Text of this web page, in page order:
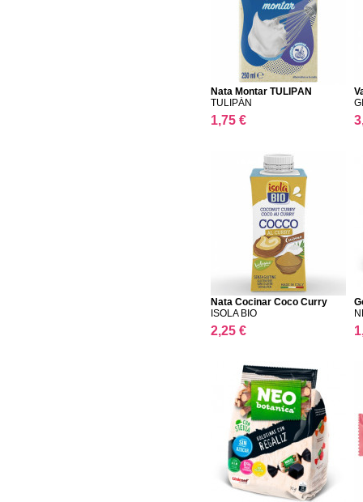
Nata Montar TULIPÁN
TULIPÁN
1,75 €
Nata Cocinar Coco Curry
ISOLA BIO
2,25 €